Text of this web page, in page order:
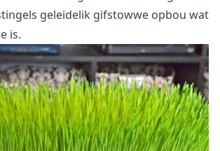
geleidelik gifstowwe opbou wat
is.